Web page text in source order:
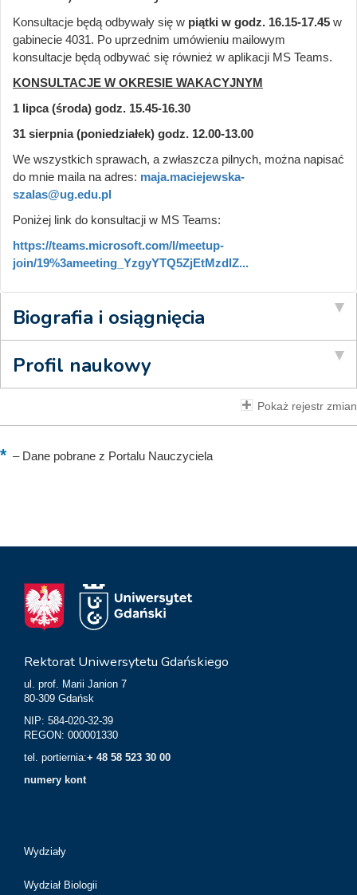
Konsultacje będą odbywały się w piątki w godz. 16.15-17.45 w
gabinecie 4031. Po uprzednim umówieniu mailowym
konsultacje będą odbywać się również w aplikacji MS Teams.
KONSULTACJE W OKRESIE WAKACYJNYM
1 lipca (środa) godz. 15.45-16.30
31 sierpnia (poniedziałek) godz. 12.00-13.00
We wszystkich sprawach, a zwłaszcza pilnych, można napisać
do mnie maila na adres: maja.maciejewska-
szalas@ug.edu.pl
Poniżej link do konsultacji w MS Teams:
https://teams.microsoft.com/l/meetup-
join/19%3ameeting_YzgyYTQ5ZjEtMzdlZ...
Biografia i osiągnięcia
Profil naukowy
Pokaż rejestr zmian
–Dane pobrane z Portalu Nauczyciela
Rektorat Uniwersytetu Gdańskiego
ul. prof. Marii Janion 7
80-309 Gdańsk
NIP: 584-020-32-39
REGON: 000001330
tel. portiernia:+ 48 58 523 30 00
numery kont
Wydziały
Wydział Biologii